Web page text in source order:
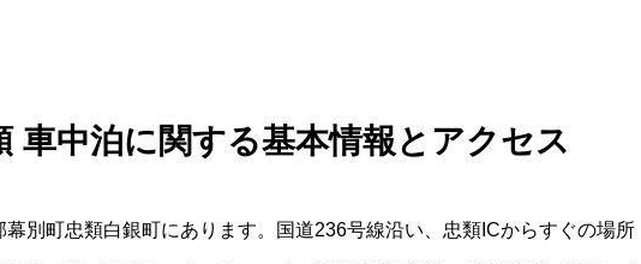
車中泊に関する基本情報とアクセス
別町忠類白銀町にあります。国道236号線沿い、忠類ICからすぐの場所